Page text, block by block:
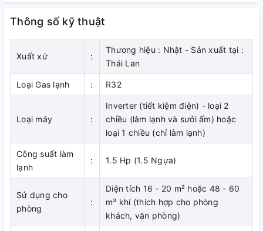
gian mát lạnh trong phòng luôn được đồng đều.
Thiết kế mỏng và nhỏ gọn
giấu trần nối ống gió điều hòa
multi Daikin chỉ cao 200mm, lắp đặt dễ dàng ở các vị trí trần
nhà hẹp với chiều cao chỉ 240 mm.
Lắp đặt trong vách
Với ưu điểm dàn lạnh nối ống gió mỏng có thể được giấu bên
trong trần nhà giúp không gian bên ngoài gọn gàng. Việc lắp
đặt này thích hợp cho các phòng khách với trần nhà thấp
âm trần nối ống gió DaikinCDXM35RVMV
có chiều
rộng 900 giúp cho các dàn lạnh này trở nên lý tưởng trong
Thông số kỹ thuật
Xuất xứ :
Thương hiệu : Nhật - Sản xuất tại :
Thái Lan
Loại Gas lạnh : R32
Loại máy :
Inverter (tiết kiệm điện) - loại 2
chiều (làm lạnh và sưởi ấm) hoặc
loại 1 chiều (chỉ làm lạnh)
Công suất làm
lạnh
: 1.5 Hp (1.5 Ngựa)
Sử dụng cho
phòng
:
Diện tích 16 - 20 m² hoặc 48 - 60
m³ khí (thích hợp cho phòng
khách, văn phòng)